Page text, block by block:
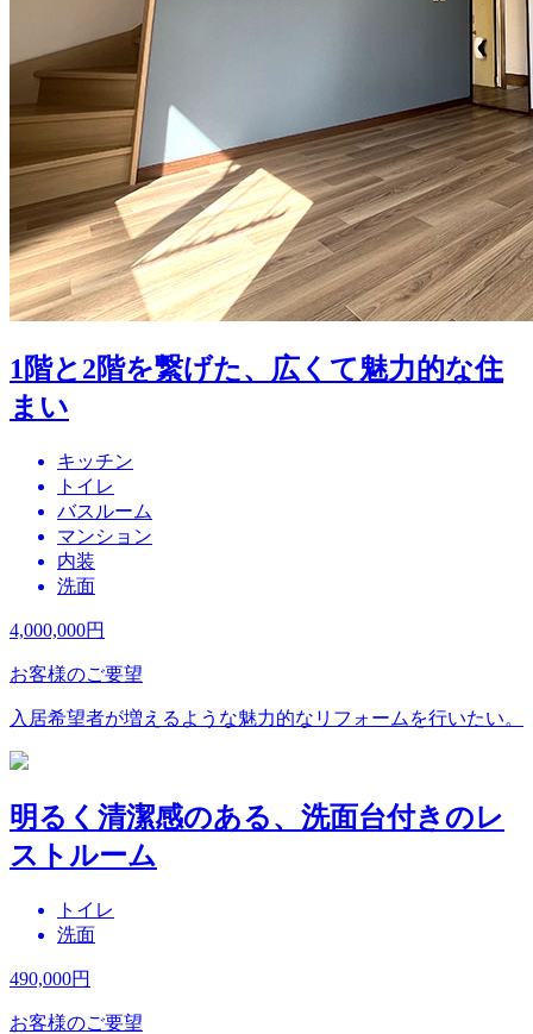
1階と2階を繋げた、広くて魅力的な住
まい
キッチン
トイレ
バスルーム
マンション
内装
洗面
4,000,000円
お客様のご要望
入居希望者が増えるような魅力的なリフォームを行いたい。
明るく清潔感のある、洗面台付きのレ
ストルーム
トイレ
洗面
490,000円
お客様のご要望